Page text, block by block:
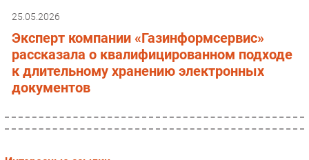
25.05.2026
Эксперт компании «Газинформсервис»
рассказала о квалифицированном подходе
к длительному хранению электронных
документов